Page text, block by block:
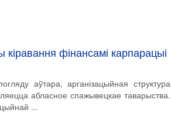
фінансамі карпарацыі
аўтара, арганізацыйная структура
абласное спажывецкае таварыства.
...